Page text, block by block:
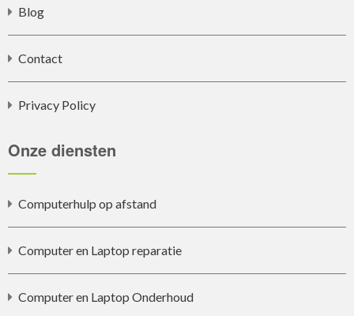
Blog
Contact
Privacy Policy
Onze diensten
Computerhulp op afstand
Computer en Laptop reparatie
Computer en Laptop Onderhoud